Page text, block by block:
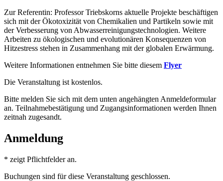
Zur Referentin: Professor Triebskorns aktuelle Projekte beschäftigen
sich mit der Ökotoxizität von Chemikalien und Partikeln sowie mit
der Verbesserung von Abwasserreinigungstechnologien. Weitere
Arbeiten zu ökologischen und evolutionären Konsequenzen von
Hitzestress stehen in Zusammenhang mit der globalen Erwärmung.
Weitere Informationen entnehmen Sie bitte diesem Flyer
Die Veranstaltung ist kostenlos.
Bitte melden Sie sich mit dem unten angehängten Anmeldeformular
an. Teilnahmebestätigung und Zugangsinformationen werden Ihnen
zeitnah zugesandt.
Anmeldung
* zeigt Pflichtfelder an.
Buchungen sind für diese Veranstaltung geschlossen.